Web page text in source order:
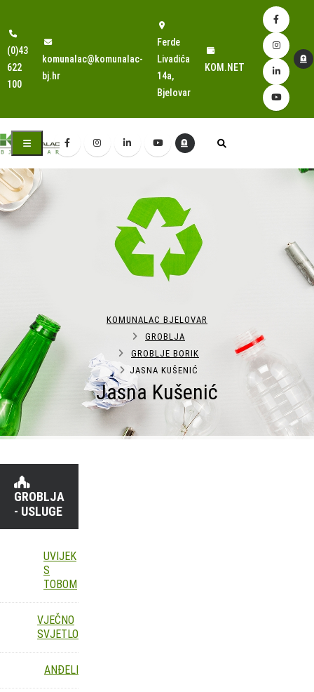
(0)43
622
100
komunalac@komunalac-
bj.hr
Ferde
Livadića
14a,
Bjelovar
KOM.NET
Jasna Kušenić
KOMUNALAC BJELOVAR
GROBLJA
GROBLJE BORIK
JASNA KUŠENIĆ
GROBLJA
- USLUGE
UVIJEK
S
TOBOM
VJEČNO
SVJETLO
ANĐELI